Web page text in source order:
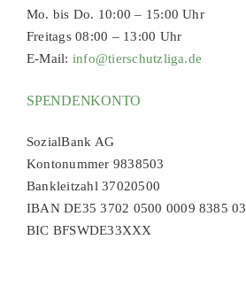
Mo. bis Do. 10:00 – 15:00 Uhr
Freitags 08:00 – 13:00 Uhr
E-Mail: info@tierschutzliga.de
SPENDENKONTO
SozialBank AG
Kontonummer 9838503
Bankleitzahl 37020500
IBAN DE35 3702 0500 0009 8385 03
BIC BFSWDE33XXX